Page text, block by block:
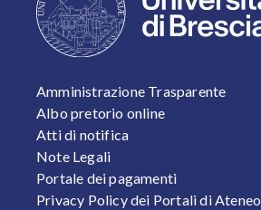
FOOTER 1
Amministrazione Trasparente
Albo pretorio online
Atti di notifica
Note Legali
Portale dei pagamenti
Privacy Policy dei Portali di Ateneo